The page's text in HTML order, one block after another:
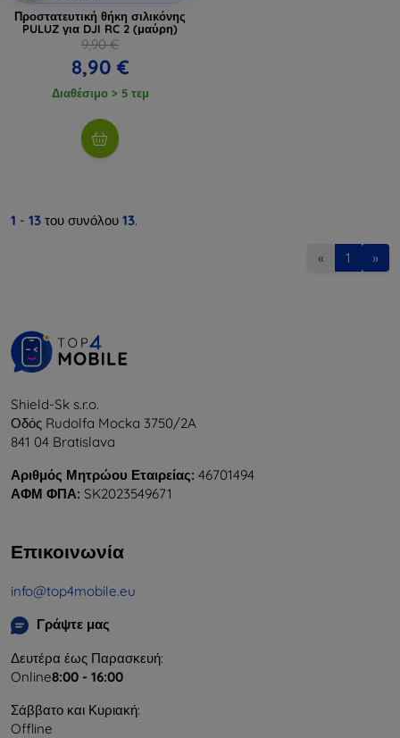
Προστατευτική θήκη σιλικόνης
PULUZ για DJI RC 2 (μαύρη)
9,90 €
8,90 €
Διαθέσιμο > 5 τεμ
1 - 13 του συνόλου 13.
« 1 »
Shield-Sk s.r.o.
Οδός Rudolfa Mocka 3750/2A
841 04 Bratislava
Αριθμός Μητρώου Εταιρείας: 46701494
ΑΦΜ ΦΠΑ: SK2023549671
Επικοινωνία
info@top4mobile.eu
Γράψτε μας
Δευτέρα έως Παρασκευή:
Online8:00 - 16:00
Σάββατο και Κυριακή:
Offline